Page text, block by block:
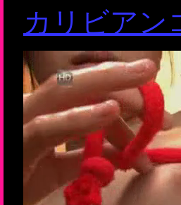
カリビアン